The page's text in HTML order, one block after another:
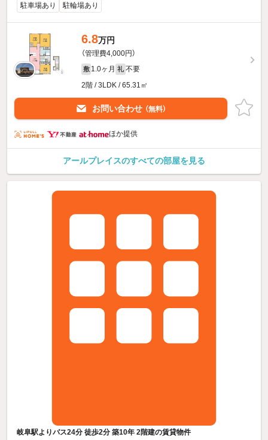
駐車場あり 駐輪場あり
6.8万円
（管理費4,000円）
敷 1.0ヶ月 礼 不要
2階 / 3LDK / 65.31㎡
お問い合わせ （無料）
ほか提供
アールプレイスのすべての部屋を見る
岐阜駅よりバス24分 徒歩2分 築10年 2階建の賃貸物件